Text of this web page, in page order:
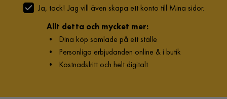
Ja, tack! Jag vill även skapa ett konto till Mina sidor.
Allt detta och mycket mer:
• Dina köp samlade på ett ställe
• Personliga erbjudanden online & i butik
• Kostnadsfritt och helt digitalt